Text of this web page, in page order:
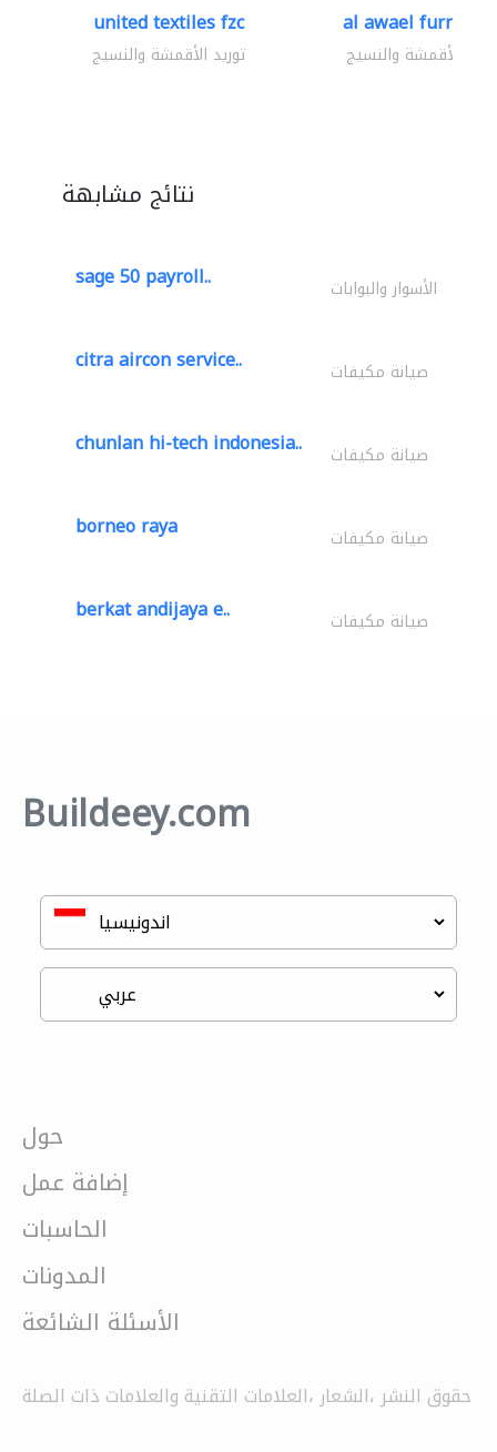
united textiles fzc
توريد الأقمشة والنسيج
al awael
الأقمشة والنسيج
نتائج مشابهة
sage 50 payroll.. الأسوار والبوابات
citra aircon service.. صيانة مكيفات
chunlan hi-tech indonesia.. صيانة مكيفات
borneo raya صيانة مكيفات
berkat andijaya e.. صيانة مكيفات
Buildeey.com
حول
إضافة عمل
الحاسبات
المدونات
الأسئلة الشائعة
حقوق النشر ،الشعار ،العلامات التقنية والعلامات ذات الصلة